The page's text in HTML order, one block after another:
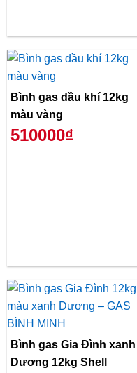
Bình gas dầu khí 12kg
màu vàng
510000₫
Bình gas Gia Đình xanh
Dương 12kg Shell